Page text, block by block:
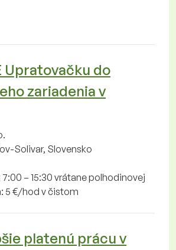
Upratovačku do
zariadenia v
Solivar, Slovensko
– 15:30 vrátane polhodinovej
5 €/hod v čistom
platenú prácu v